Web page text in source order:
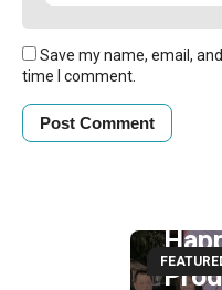
Save my name, email,
time I comment.